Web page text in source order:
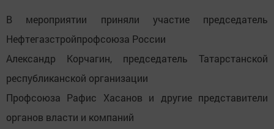
В мероприятии приняли участие председатель
Нефтегазстройпрофсоюза России
Александр Корчагин, председатель Татарстанской
республиканской организации
Профсоюза Рафис Хасанов и другие представители
органов власти и компаний